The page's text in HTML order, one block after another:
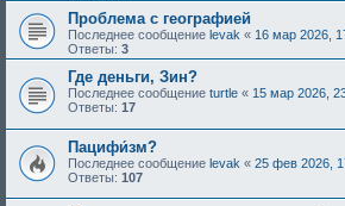
Проблема с географией
Последнее сообщение levak « 16 мар 2026,
Ответы: 3
Где деньги, Зин?
Последнее сообщение turtle « 15 мар 2026,
Ответы: 17
Пацифи́зм?
Последнее сообщение levak « 25 фев 2026,
Ответы: 107